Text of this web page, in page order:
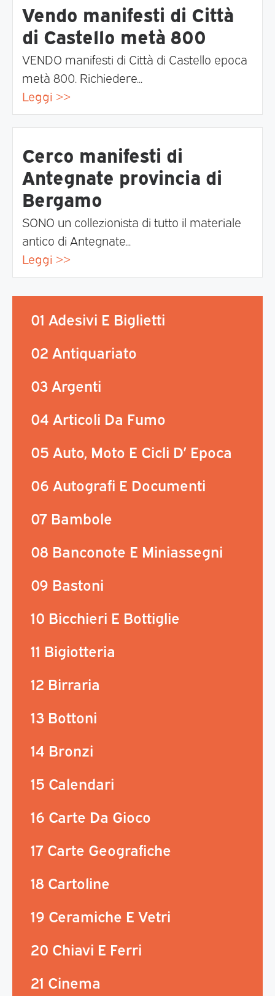
Vendo manifesti di Città
di Castello metà 800
VENDO manifesti di Città di Castello epoca
metà 800. Richiedere...
Leggi >>
Cerco manifesti di
Antegnate provincia di
Bergamo
SONO un collezionista di tutto il materiale
antico di Antegnate...
Leggi >>
01 Adesivi E Biglietti
02 Antiquariato
03 Argenti
04 Articoli Da Fumo
05 Auto, Moto E Cicli D’ Epoca
06 Autografi E Documenti
07 Bambole
08 Banconote E Miniassegni
09 Bastoni
10 Bicchieri E Bottiglie
11 Bigiotteria
12 Birraria
13 Bottoni
14 Bronzi
15 Calendari
16 Carte Da Gioco
17 Carte Geografiche
18 Cartoline
19 Ceramiche E Vetri
20 Chiavi E Ferri
21 Cinema